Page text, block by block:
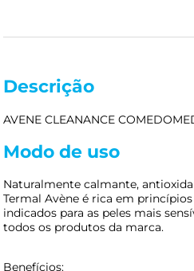
Descrição
AVENE CLEANANCE
Modo de uso
Naturalmente calmante,
Termal Avène é rica em
indicados para as peles mais
todos os produtos da marca.
Benefícios: